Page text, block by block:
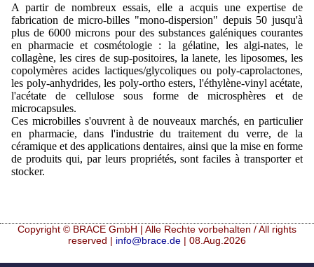
A partir de nombreux essais, elle a acquis une expertise de
fabrication de micro-billes "mono-dispersion" depuis 50 jusqu'à
plus de 6000 microns pour des substances galéniques courantes
en pharmacie et cosmétologie : la gélatine, les algi-nates, le
collagène, les cires de sup-positoires, la lanete, les liposomes, les
copolymères acides lactiques/glycoliques ou poly-caprolactones,
les poly-anhydrides, les poly-ortho esters, l'éthylène-vinyl acétate,
l'acétate de cellulose sous forme de microsphères et de
microcapsules.
Ces microbilles s'ouvrent à de nouveaux marchés, en particulier
en pharmacie, dans l'industrie du traitement du verre, de la
céramique et des applications dentaires, ainsi que la mise en forme
de produits qui, par leurs propriétés, sont faciles à transporter et
stocker.
Copyright © BRACE GmbH | Alle Rechte vorbehalten / All rights
reserved | info@brace.de | 08.Aug.2026